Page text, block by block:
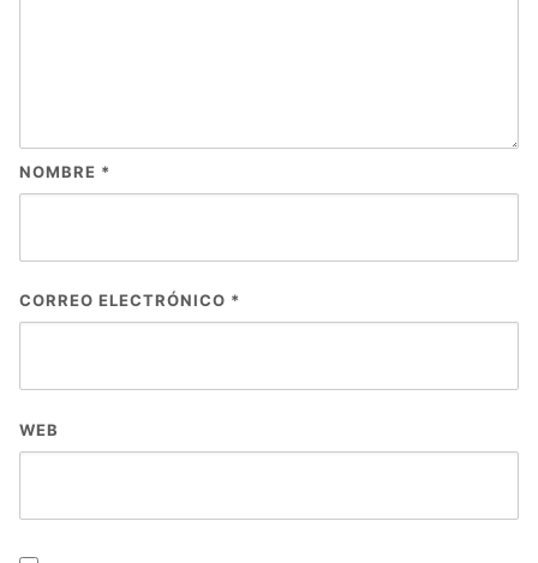
NOMBRE *
CORREO ELECTRÓNICO *
WEB